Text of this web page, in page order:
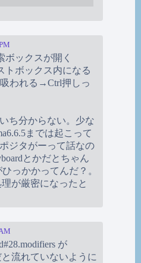
ボックスが開く
ボックス内になる
われる→Ctrl押しっ
ち分からない。少な
までは起こって
ジタがーって話なの
とかだとちゃん
っかかってんだ？。
が厳密になったと
が
と流れていないように